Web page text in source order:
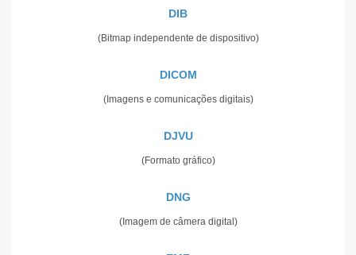
DIB
(Bitmap independente de dispositivo)
DICOM
(Imagens e comunicações digitais)
DJVU
(Formato gráfico)
DNG
(Imagem de câmera digital)